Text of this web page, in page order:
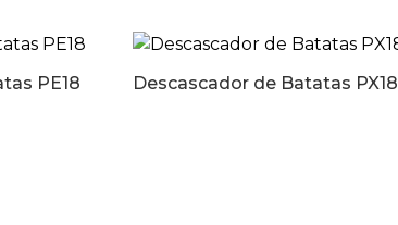
PE18 Descascador de Batatas PX18